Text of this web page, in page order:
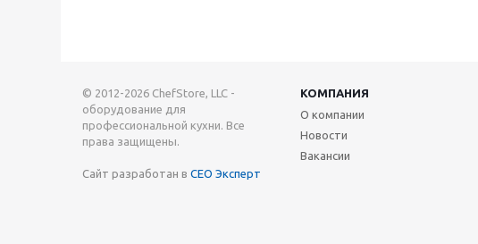
© 2012-2026 ChefStore, LLC -
оборудование для
профессиональной кухни. Все
права защищены.
Сайт разработан в СЕО Эксперт
КОМПАНИЯ
О компании
Новости
Вакансии